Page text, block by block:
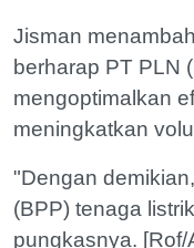
Jisman
berharap PT PLN
mengoptimalkan
meningkatkan
"Dengan
(BPP) tenaga
pungkasnya. [Rof/